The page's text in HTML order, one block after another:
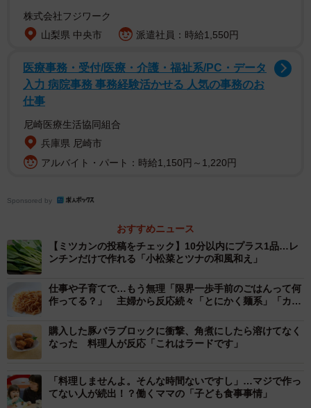
（Hanasaki/stock.adobe.com）
投稿には「パパッと簡単に出来るのがとてもありがたい」
「手軽にできそう作ってみます」といったコメントのほ
か、「美味しかったです、ペロリと食べちゃいました。食
卓に頻繁に登場しちゃいそうです」と実際に作ってみた人
の感想も寄せられています。
出典：ミツカン公式インスタグラム／レンチンだけ！10分
以内でプラス1品小松菜とツナの和風和え
株式会社フジワーク
山梨県 中央市
派遣社員：時給1,550円
医療事務・受付/医療・介護・福祉系/PC・データ
入力 病院事務 事務経験活かせる 人気の事務のお
仕事
尼崎医療生活協同組合
兵庫県 尼崎市
アルバイト・パート：時給1,150円～1,220円
Sponsored by
おすすめニュース
【ミツカンの投稿をチェック】10分以内にプラス1品…レ
ンチンだけで作れる「小松菜とツナの和風和え」
仕事や子育てで…もう無理「限界一歩手前のごはんって何
作ってる？」 主婦から反応続々「とにかく麺系」「カッ
購入した豚バラブロックに衝撃、角煮にしたら溶けてなく
なった 料理人が反応「これはラードです」
「料理しませんよ。そんな時間ないですし」…マジで作っ
てない人が続出！？働くママの「子ども食事事情」